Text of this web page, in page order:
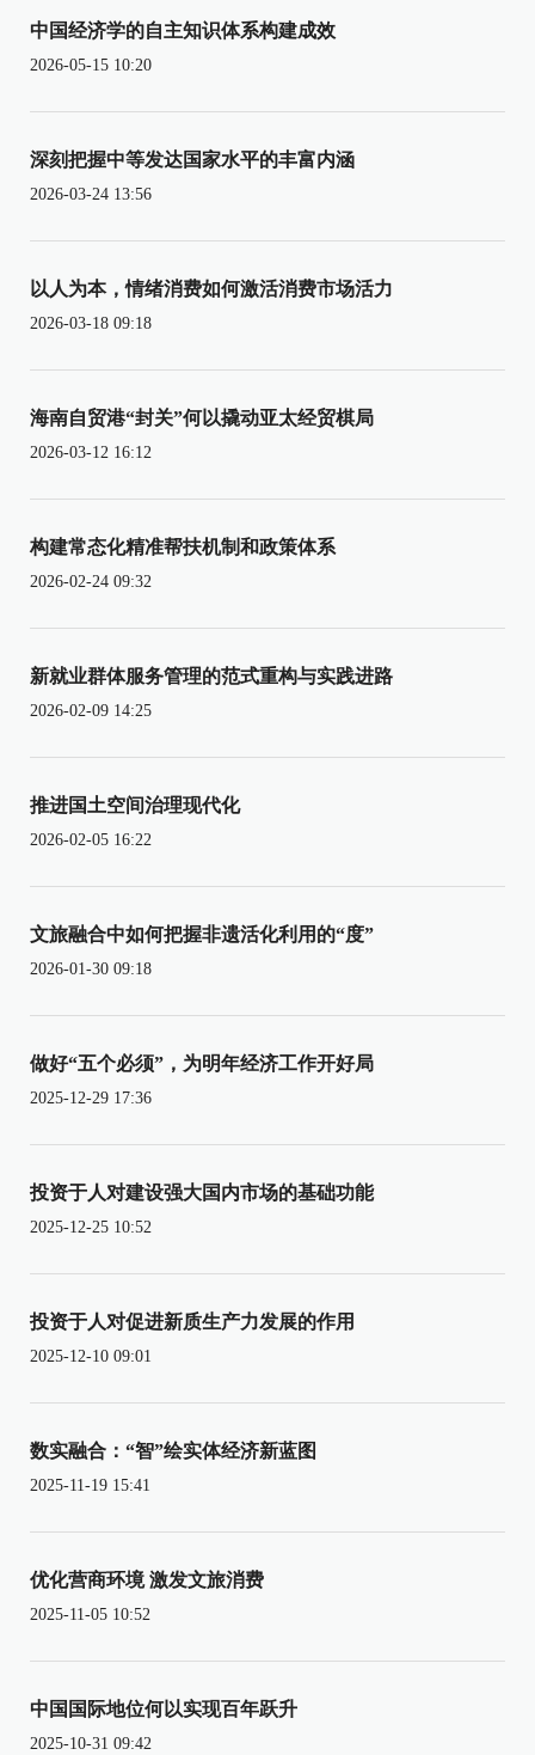
中国经济学的自主知识体系构建成效
2026-05-15 10:20
深刻把握中等发达国家水平的丰富内涵
2026-03-24 13:56
以人为本，情绪消费如何激活消费市场活力
2026-03-18 09:18
海南自贸港“封关”何以撬动亚太经贸棋局
2026-03-12 16:12
构建常态化精准帮扶机制和政策体系
2026-02-24 09:32
新就业群体服务管理的范式重构与实践进路
2026-02-09 14:25
推进国土空间治理现代化
2026-02-05 16:22
文旅融合中如何把握非遗活化利用的“度”
2026-01-30 09:18
做好“五个必须”，为明年经济工作开好局
2025-12-29 17:36
投资于人对建设强大国内市场的基础功能
2025-12-25 10:52
投资于人对促进新质生产力发展的作用
2025-12-10 09:01
数实融合：“智”绘实体经济新蓝图
2025-11-19 15:41
优化营商环境 激发文旅消费
2025-11-05 10:52
中国国际地位何以实现百年跃升
2025-10-31 09:42